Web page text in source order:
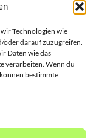
Technologien wie
oder darauf zuzugreifen.
Daten wie das
verarbeiten. Wenn du
bestimmte